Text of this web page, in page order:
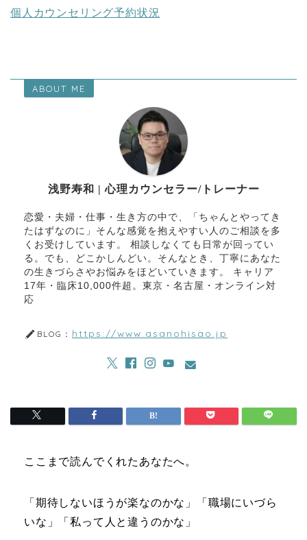
個人カウンセリング予約状況
ABOUT ME
浅野寿和 | 心理カウンセラー/トレーナー
恋愛・夫婦・仕事・生き方の中で、「ちゃんとやってき
たはずなのに」そんな感覚を抱えやすい人のご相談を多
くお受けしています。 相談しなくても日常が回ってい
る。でも、どこかしんどい。そんなとき、丁寧にあなた
の生きづらさやお悩みをほどいていきます。 キャリア
17年・臨床10,000件超。東京・名古屋・オンライン対
応
BLOG： https://www.asanohisao.jp
ここまで読んでくれたあなたへ。
「期待しないほうが楽なのかな」「職場にいづら
いな」「私って人と違うのかな」